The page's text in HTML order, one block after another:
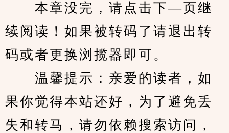
本章没完，请点击下—页继
续阅读！如果被转码了请退出转
码或者更换浏揽器即可。
温馨提示：亲爱的读者，如
果你觉得本站还好，为了避免丢
失和转马，请勿依赖搜索访问，